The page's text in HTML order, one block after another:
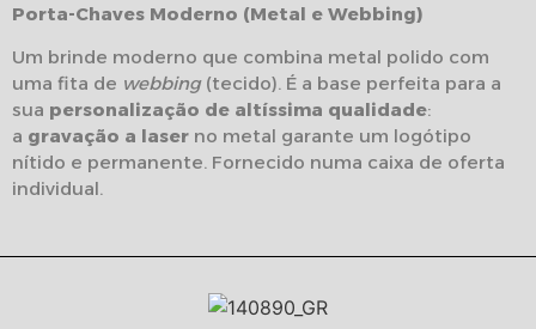
Porta-Chaves Moderno (Metal e Webbing)
Um brinde moderno que combina metal polido com
uma fita de webbing(tecido). É a base perfeita para a
sua personalização de altíssima qualidade:
a gravação a laser no metal garante um logótipo
nítido e permanente. Fornecido numa caixa de oferta
individual.